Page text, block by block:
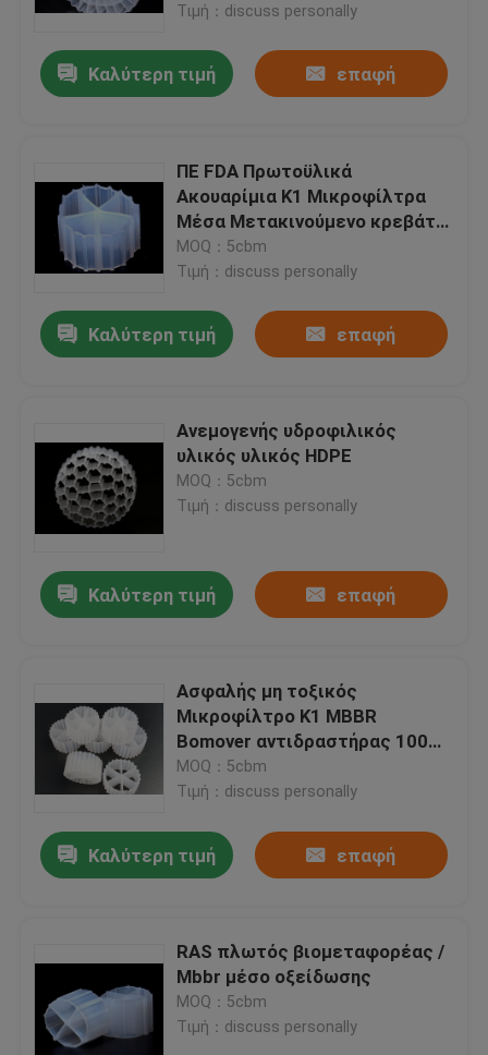
Τιμή：discuss personally
Καλύτερη τιμή επαφή
ΠΕ FDA Πρωτοϋλικά
Ακουαρίμια K1 Μικροφίλτρα
Μέσα Μετακινούμενο κρεβάτι
αντιδραστήρα βιοφίλμ
MOQ：5cbm
Τιμή：discuss personally
Καλύτερη τιμή επαφή
Ανεμογενής υδροφιλικός
υλικός υλικός HDPE
MOQ：5cbm
Τιμή：discuss personally
Καλύτερη τιμή επαφή
Ασφαλής μη τοξικός
Μικροφίλτρο K1 MBBR
Bomover αντιδραστήρας 100%
παρθένο πολυαιθυλένιο
MOQ：5cbm
Τιμή：discuss personally
Καλύτερη τιμή επαφή
RAS πλωτός βιομεταφορέας /
Mbbr μέσο οξείδωσης
MOQ：5cbm
Τιμή：discuss personally